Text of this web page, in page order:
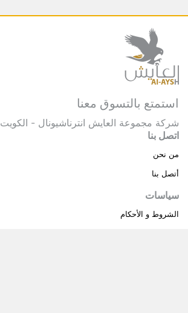
استمتع بالتسوق معنا
شركة مجموعة العايش انترناشيونال - الكويت
اتصل بنا
من نحن
أتصل بنا
سياسات
الشروط و الأحكام